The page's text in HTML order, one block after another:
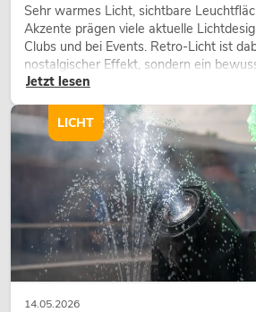
Sehr warmes Licht, sichtbare
Akzente prägen viele aktuelle
Clubs und bei Events. Retro-Licht ist
nostalgischer Effekt, sondern ein
Gestaltungsmittel: Es schafft
wirken lassen.
Jetzt lesen
14.05.2026
LICHT